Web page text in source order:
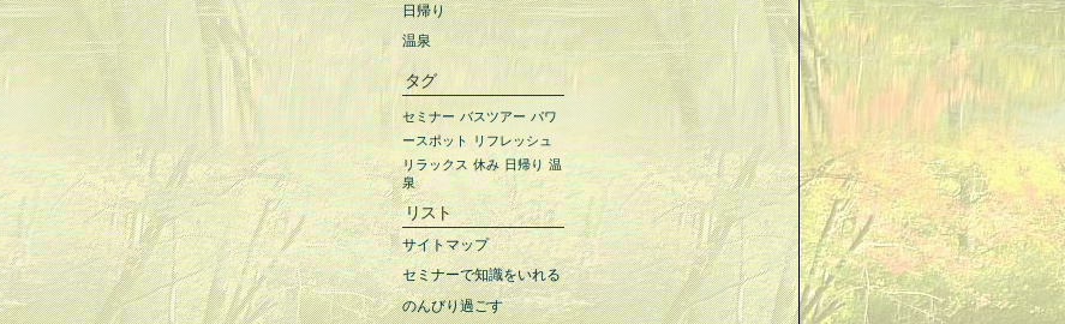
日帰り
温泉
タグ
セミナー バスツアー パワ
ースポット リフレッシュ
リラックス 休み 日帰り 温
泉
リスト
サイトマップ
セミナーで知識をいれる
のんびり過ごす